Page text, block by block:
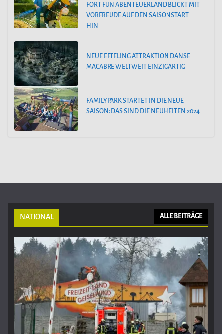
FORT FUN ABENTEUERLAND BLICKT MIT
VORFREUDE AUF DEN SAISONSTART
HIN
NEUE EFTELING ATTRAKTION DANSE
MACABRE WELTWEIT EINZIGARTIG
FAMILYPARK STARTET IN DIE NEUE
SAISON: DAS SIND DIE NEUHEITEN 2024
NATIONAL ALLE BEITRÄGE